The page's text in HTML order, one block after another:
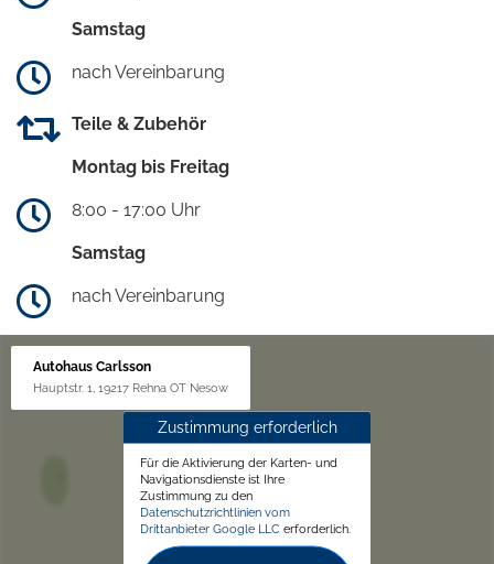
Samstag
nach Vereinbarung
Teile & Zubehör
Montag bis Freitag
8:00 - 17:00 Uhr
Samstag
nach Vereinbarung
Autohaus Carlsson
Hauptstr. 1, 19217 Rehna OT Nesow
Zustimmung erforderlich
Für die Aktivierung der Karten- und
Navigationsdienste ist Ihre
Zustimmung zu den
Datenschutzrichtlinien vom
Drittanbieter Google LLC erforderlich.